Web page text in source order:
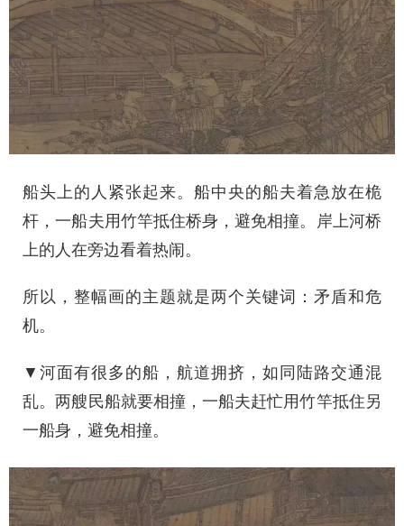
船头上的人紧张起来。船中央的船夫着急放在桅
杆，一船夫用竹竿抵住桥身，避免相撞。岸上河桥
上的人在旁边看着热闹。
所以，整幅画的主题就是两个关键词：矛盾和危
机。
▼河面有很多的船，航道拥挤，如同陆路交通混
乱。两艘民船就要相撞，一船夫赶忙用竹竿抵住另
一船身，避免相撞。